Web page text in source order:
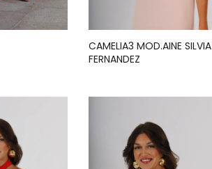
CAMELIA3 MOD.AINE SILVIA
FERNANDEZ